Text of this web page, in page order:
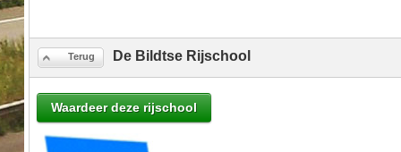
Terug De Bildtse Rijschool
Waardeer deze rijschool